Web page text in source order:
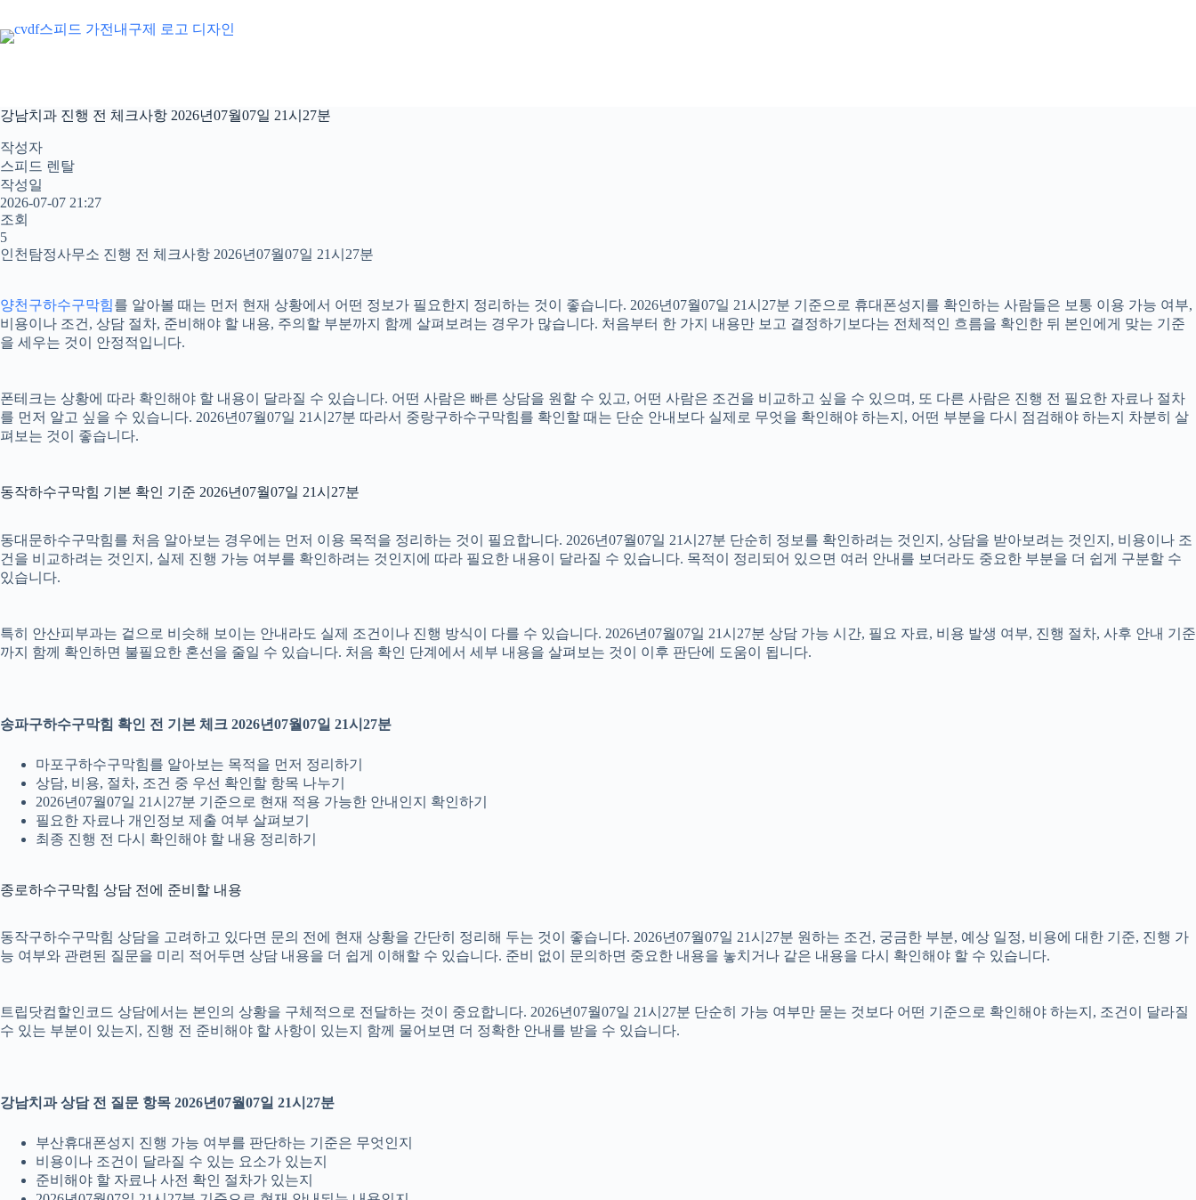
문
으
뛰
기
강남치과 진행 전 체크사항 2026년07월07일 21시27분
작성자
스피드 렌탈
작성일
2026-07-07 21:27
조회
5
인천탐정사무소 진행 전 체크사항 2026년07월07일 21시27분
양천구하수구막힘를 알아볼 때는 먼저 현재 상황에서 어떤 정보가 필요한지 정리하는 것이 좋습니다. 2026년07월07일 21시27분 기준으로 휴대폰성지를 확인하는 사람들은 보통 이용 가능 여부,
비용이나 조건, 상담 절차, 준비해야 할 내용, 주의할 부분까지 함께 살펴보려는 경우가 많습니다. 처음부터 한 가지 내용만 보고 결정하기보다는 전체적인 흐름을 확인한 뒤 본인에게 맞는 기준
을 세우는 것이 안정적입니다.
폰테크는 상황에 따라 확인해야 할 내용이 달라질 수 있습니다. 어떤 사람은 빠른 상담을 원할 수 있고, 어떤 사람은 조건을 비교하고 싶을 수 있으며, 또 다른 사람은 진행 전 필요한 자료나 절차
를 먼저 알고 싶을 수 있습니다. 2026년07월07일 21시27분 따라서 중랑구하수구막힘를 확인할 때는 단순 안내보다 실제로 무엇을 확인해야 하는지, 어떤 부분을 다시 점검해야 하는지 차분히 살
펴보는 것이 좋습니다.
동작하수구막힘 기본 확인 기준 2026년07월07일 21시27분
동대문하수구막힘를 처음 알아보는 경우에는 먼저 이용 목적을 정리하는 것이 필요합니다. 2026년07월07일 21시27분 단순히 정보를 확인하려는 것인지, 상담을 받아보려는 것인지, 비용이나 조
건을 비교하려는 것인지, 실제 진행 가능 여부를 확인하려는 것인지에 따라 필요한 내용이 달라질 수 있습니다. 목적이 정리되어 있으면 여러 안내를 보더라도 중요한 부분을 더 쉽게 구분할 수
있습니다.
특히 안산피부과는 겉으로 비슷해 보이는 안내라도 실제 조건이나 진행 방식이 다를 수 있습니다. 2026년07월07일 21시27분 상담 가능 시간, 필요 자료, 비용 발생 여부, 진행 절차, 사후 안내 기준
까지 함께 확인하면 불필요한 혼선을 줄일 수 있습니다. 처음 확인 단계에서 세부 내용을 살펴보는 것이 이후 판단에 도움이 됩니다.
송파구하수구막힘 확인 전 기본 체크 2026년07월07일 21시27분
마포구하수구막힘를 알아보는 목적을 먼저 정리하기
상담, 비용, 절차, 조건 중 우선 확인할 항목 나누기
2026년07월07일 21시27분 기준으로 현재 적용 가능한 안내인지 확인하기
필요한 자료나 개인정보 제출 여부 살펴보기
최종 진행 전 다시 확인해야 할 내용 정리하기
종로하수구막힘 상담 전에 준비할 내용
동작구하수구막힘 상담을 고려하고 있다면 문의 전에 현재 상황을 간단히 정리해 두는 것이 좋습니다. 2026년07월07일 21시27분 원하는 조건, 궁금한 부분, 예상 일정, 비용에 대한 기준, 진행 가
능 여부와 관련된 질문을 미리 적어두면 상담 내용을 더 쉽게 이해할 수 있습니다. 준비 없이 문의하면 중요한 내용을 놓치거나 같은 내용을 다시 확인해야 할 수 있습니다.
트립닷컴할인코드 상담에서는 본인의 상황을 구체적으로 전달하는 것이 중요합니다. 2026년07월07일 21시27분 단순히 가능 여부만 묻는 것보다 어떤 기준으로 확인해야 하는지, 조건이 달라질
수 있는 부분이 있는지, 진행 전 준비해야 할 사항이 있는지 함께 물어보면 더 정확한 안내를 받을 수 있습니다.
강남치과 상담 전 질문 항목 2026년07월07일 21시27분
부산휴대폰성지 진행 가능 여부를 판단하는 기준은 무엇인지
비용이나 조건이 달라질 수 있는 요소가 있는지
준비해야 할 자료나 사전 확인 절차가 있는지